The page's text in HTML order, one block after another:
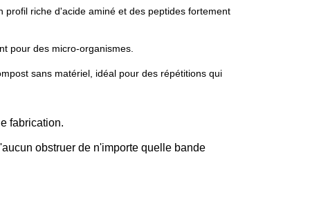
riche d'acide aminé et des peptides fortement
pour des micro-organismes.
sans matériel, idéal pour des répétitions qui
fabrication.
obstruer de n'importe quelle bande